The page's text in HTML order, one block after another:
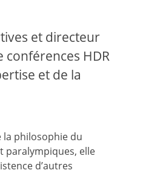
et directeur
conférences HDR
et de la
la philosophie du
paralympiques, elle
d’autres